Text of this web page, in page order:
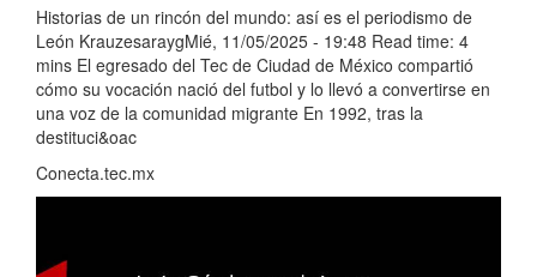
Historias de un rincón del mundo: así es el periodismo de
León KrauzesaraygMié, 11/05/2025 - 19:48 Read time: 4
mins El egresado del Tec de Ciudad de México compartió
cómo su vocación nació del futbol y lo llevó a convertirse en
una voz de la comunidad migrante En 1992, tras la
destituci&oac
Conecta.tec.mx